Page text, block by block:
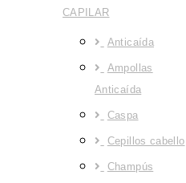
CAPILAR
Anticaída
Ampollas
Anticaída
Caspa
Cepillos cabello
Champús